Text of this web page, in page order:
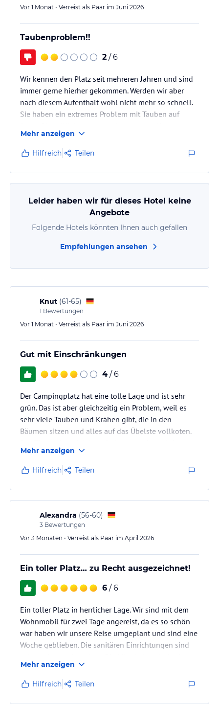
Vor 1 Monat • Verreist als Paar im Juni 2026
Taubenproblem!!
2 / 6
Wir kennen den Platz seit mehreren Jahren und sind
immer gerne hierher gekommen. Werden wir aber
nach diesem Aufenthalt wohl nicht mehr so schnell.
Sie haben ein extremes Problem mit Tauben auf
ausschlafen noch den Abend eventuell entspannt
draußen vor dem Wohnmobil genießen. Überall
Tauben und bereits morgens um 04:30 Uhr ein
Kanon von 20 Tauben, die um die Wette gurren.
Unerträglich. Dazu laufen die dann auch noch früh
morgens und tagsüber auf dem Dach von unserem…
Mehr anzeigen
Hilfreich Teilen
Leider haben wir für dieses Hotel keine
Angebote
Folgende Hotels könnten Ihnen auch gefallen
Empfehlungen ansehen
Knut (61-65)
1 Bewertungen
Vor 1 Monat • Verreist als Paar im Juni 2026
Gut mit Einschränkungen
4 / 6
Der Campingplatz hat eine tolle Lage und ist sehr
grün. Das ist aber gleichzeitig ein Problem, weil es
sehr viele Tauben und Krähen gibt, die in den
Bäumen sitzen und alles auf das Übelste vollkoten.
offenbar nichts unternommen. Ich habe mit
Reisenden gesprochen, die aus diesem Grund
vorzeitig abgereist sind.
Mehr anzeigen
Hilfreich Teilen
Alexandra (56-60)
3 Bewertungen
Vor 3 Monaten • Verreist als Paar im April 2026
Ein toller Platz… zu Recht ausgezeichnet!
6 / 6
Ein toller Platz in herrlicher Lage. Wir sind mit dem
Wohnmobil für zwei Tage angereist, da es so schön
war haben wir unsere Reise umgeplant und sind eine
Woche geblieben. Die sanitären Einrichtungen sind
freundlich und jederzeit ansprechbar. Die Restaurants
sind sehr zu empfehlen, wenn man mal nicht kochen
möchte. Abends gab es trotz Vorsaison schon gute
Livemusik. Wir sind so begeistert, dass wir nun
Mehr anzeigen
Hilfreich Teilen